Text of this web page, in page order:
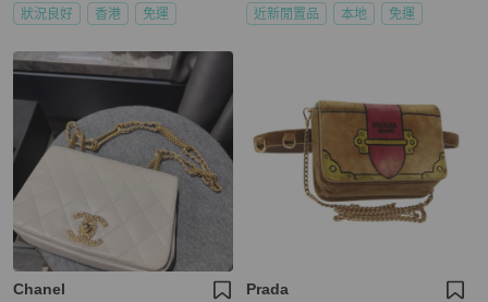
狀況良好 香港 免運 近新閒置品 本地 免運
Chanel Prada